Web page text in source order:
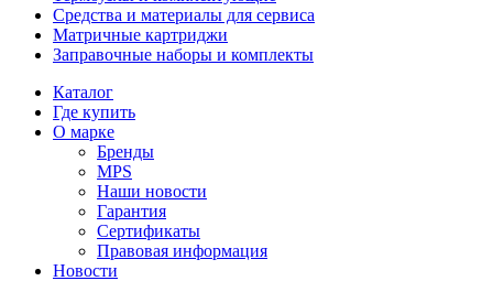
Средства и материалы для сервиса
Матричные картриджи
Заправочные наборы и комплекты
Каталог
Где купить
О марке
Бренды
MPS
Наши новости
Гарантия
Сертификаты
Правовая информация
Новости